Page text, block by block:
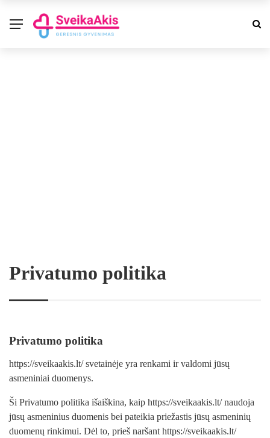
Privatumo politika
Privatumo politika
https://sveikaakis.lt/ svetainėje yra renkami ir valdomi jūsų
asmeniniai duomenys.
Ši Privatumo politika išaiškina, kaip https://sveikaakis.lt/ naudoja
jūsų asmeninius duomenis bei pateikia priežastis jūsų asmeninių
duomenų rinkimui. Dėl to, prieš naršant https://sveikaakis.lt/